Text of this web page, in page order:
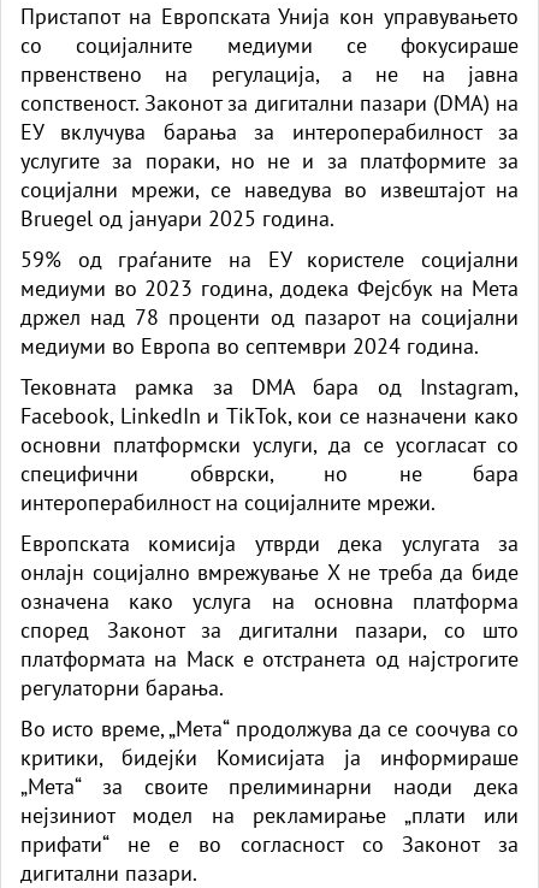
Пристапот на Европската Унија кон управувањето
со социјалните медиуми се фокусираше
првенствено на регулација, а не на јавна
сопственост. Законот за дигитални пазари (DMA) на
ЕУ вклучува барања за интероперабилност за
услугите за пораки, но не и за платформите за
социјални мрежи, се наведува во извештајот на
Bruegel од јануари 2025 година.
59% од граѓаните на ЕУ користеле социјални
медиуми во 2023 година, додека Фејсбук на Мета
држел над 78 проценти од пазарот на социјални
медиуми во Европа во септември 2024 година.
Тековната рамка за DMA бара од Instagram,
Facebook, LinkedIn и TikTok, кои се назначени како
основни платформски услуги, да се усогласат со
специфични обврски, но не бара
интероперабилност на социјалните мрежи.
Европската комисија утврди дека услугата за
онлајн социјално вмрежување X не треба да биде
означена како услуга на основна платформа
според Законот за дигитални пазари, со што
платформата на Маск е отстранета од најстрогите
регулаторни барања.
Во исто време, „Мета“ продолжува да се соочува со
критики, бидејќи Комисијата ја информираше
„Мета“ за своите прелиминарни наоди дека
нејзиниот модел на рекламирање „плати или
прифати“ не е во согласност со Законот за
дигитални пазари.